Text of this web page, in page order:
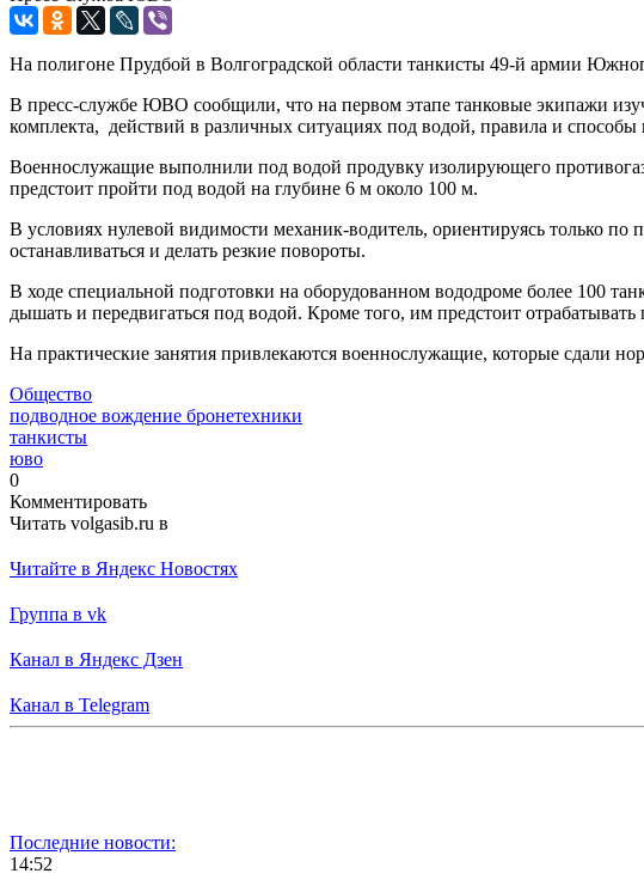
На полигоне Прудбой в Волгоградской области танкисты 49-й армии
В пресс-службе ЮВО сообщили, что на первом этапе танковые экипажи
комплекта, действий в различных ситуациях под водой, правила и
Военнослужащие выполнили под водой продувку изолирующего
предстоит пройти под водой на глубине 6 м около 100 м.
В условиях нулевой видимости механик-водитель, ориентируясь только
останавливаться и делать резкие повороты.
В ходе специальной подготовки на оборудованном вододроме более 100
дышать и передвигаться под водой. Кроме того, им предстоит
На практические занятия привлекаются военнослужащие, которые сдали
Общество
подводное вождение бронетехники
танкисты
юво
0
Комментировать
Читать volgasib.ru в
Читайте в Яндекс Новостях
Группа в vk
Канал в Яндекс Дзен
Канал в Telegram
Последние новости:
14:52